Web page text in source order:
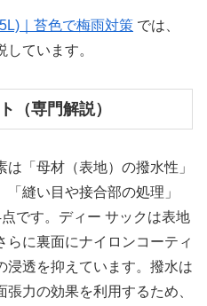
｜苔色で梅雨対策 では、
ています。
（専門解説）
「母材（表地）の撥水性」
「縫い目や接合部の処理」
です。ディー サックは表地
らに裏面にナイロンコーティ
浸透を抑えています。撥水は
力の効果を利用するため、